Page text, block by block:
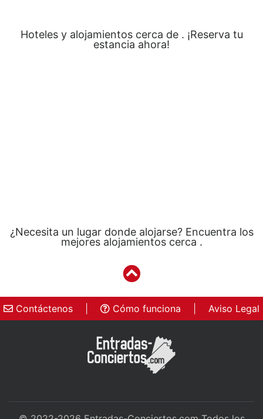
Hoteles y alojamientos cerca de . ¡Reserva tu
estancia ahora!
¿Necesita un lugar donde alojarse? Encuentra los
mejores alojamientos cerca .
Contáctenos Cómo funciona Aviso Legal